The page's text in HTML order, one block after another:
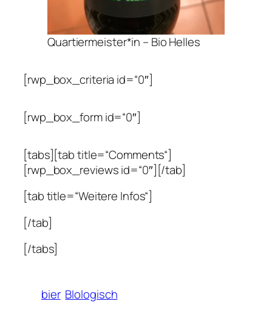
Quartiermeister*in – Bio Helles
[rwp_box_criteria id=“0″]
[rwp_box_form id=“0″]
[tabs][tab title=“Comments“]
[rwp_box_reviews id=“0″][/tab]
[tab title=“Weitere Infos“]
[/tab]
[/tabs]
bier BIologisch